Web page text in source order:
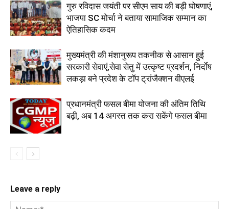
गुरु रविदास जयंती पर सीएम साय की बड़ी घोषणाएं,
भाजपा SC मोर्चा ने बताया सामाजिक सम्मान का
ऐतिहासिक कदम
मुख्यमंत्री की मंशानुरूप तकनीक से आसान हुई
सरकारी सेवाएं,सेवा सेतु में उत्कृष्ट प्रदर्शन, निर्दाेष
लकड़ा बने प्रदेश के टॉप ट्रांजैक्शन वीएलई
प्रधानमंत्री फसल बीमा योजना की अंतिम तिथि
बढ़ी, अब 14 अगस्त तक करा सकेंगे फसल बीमा
Leave a reply